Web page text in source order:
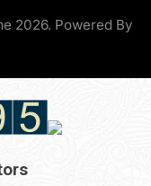
2026. Powered By